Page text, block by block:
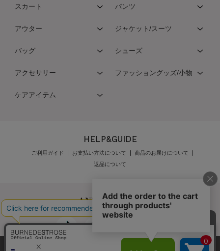
スカート パンツ
アウター ジャケット/スーツ
バッグ シューズ
アクセサリー ファッショングッズ/小物
ケアアイテム
HELP&GUIDE
ご利用ガイド お支払い方法について
商品のお届けについて
返品について
弊社はCookieを利用し、Webの利便性向上に努め